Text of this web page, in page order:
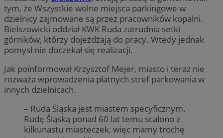
tym, że Wszystkie wolne miejsca parkingowe w
dzielnicy zajmowane są przez pracowników kopalni.
Bielszowicki oddział KWK Ruda zatrudnia setki
górników, którzy dojeżdżają do pracy. Wtedy jednak
pomysł nie doczekał się realizacji.
Jak poinformował Krzysztof Mejer, miasto i teraz nie
rozważa wprowadzenia płatnych stref parkowania w
innych dzielnicach.
– Ruda Śląska jest miastem specyficznym.
Rudę Śląską ponad 60 lat temu scalono z
kilkunastu miasteczek, więc mamy trochę